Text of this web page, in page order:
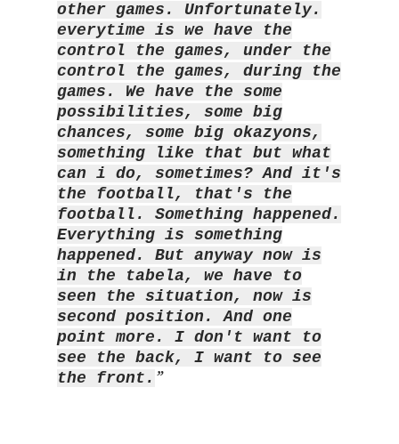
other games. Unfortunately.
everytime is we have the
control the games, under the
control the games, during the
games. We have the some
possibilities, some big
chances, some big okazyons,
something like that but what
can i do, sometimes? And it's
the football, that's the
football. Something happened.
Everything is something
happened. But anyway now is
in the tabela, we have to
seen the situation, now is
second position. And one
point more. I don't want to
see the back, I want to see
the front.